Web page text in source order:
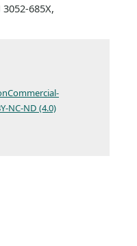
685X,
NC-ND (4.0)